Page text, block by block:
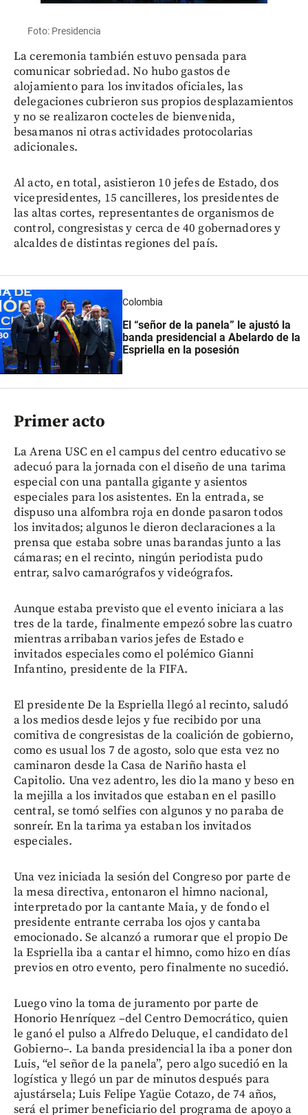
Foto: Presidencia
La ceremonia también estuvo pensada para
comunicar sobriedad. No hubo gastos de
alojamiento para los invitados oficiales, las
delegaciones cubrieron sus propios desplazamientos
y no se realizaron cocteles de bienvenida,
besamanos ni otras actividades protocolarias
adicionales.
Al acto, en total, asistieron 10 jefes de Estado, dos
vicepresidentes, 15 cancilleres, los presidentes de
las altas cortes, representantes de organismos de
control, congresistas y cerca de 40 gobernadores y
alcaldes de distintas regiones del país.
Colombia
El “señor de la panela” le ajustó la
banda presidencial a Abelardo de la
Espriella en la posesión
Primer acto
La Arena USC en el campus del centro educativo se
adecuó para la jornada con el diseño de una tarima
especial con una pantalla gigante y asientos
especiales para los asistentes. En la entrada, se
dispuso una alfombra roja en donde pasaron todos
los invitados; algunos le dieron declaraciones a la
prensa que estaba sobre unas barandas junto a las
cámaras; en el recinto, ningún periodista pudo
entrar, salvo camarógrafos y videógrafos.
Aunque estaba previsto que el evento iniciara a las
tres de la tarde, finalmente empezó sobre las cuatro
mientras arribaban varios jefes de Estado e
invitados especiales como el polémico Gianni
Infantino, presidente de la FIFA.
El presidente De la Espriella llegó al recinto, saludó
a los medios desde lejos y fue recibido por una
comitiva de congresistas de la coalición de gobierno,
como es usual los 7 de agosto, solo que esta vez no
caminaron desde la Casa de Nariño hasta el
Capitolio. Una vez adentro, les dio la mano y beso en
la mejilla a los invitados que estaban en el pasillo
central, se tomó selfies con algunos y no paraba de
sonreír. En la tarima ya estaban los invitados
especiales.
Una vez iniciada la sesión del Congreso por parte de
la mesa directiva, entonaron el himno nacional,
interpretado por la cantante Maia, y de fondo el
presidente entrante cerraba los ojos y cantaba
emocionado. Se alcanzó a rumorar que el propio De
la Espriella iba a cantar el himno, como hizo en días
previos en otro evento, pero finalmente no sucedió.
Luego vino la toma de juramento por parte de
Honorio Henríquez –del Centro Democrático, quien
le ganó el pulso a Alfredo Deluque, el candidato del
Gobierno–. La banda presidencial la iba a poner don
Luis, “el señor de la panela”, pero algo sucedió en la
logística y llegó un par de minutos después para
ajustársela; Luis Felipe Yagüe Cotazo, de 74 años,
será el primer beneficiario del programa de apoyo a